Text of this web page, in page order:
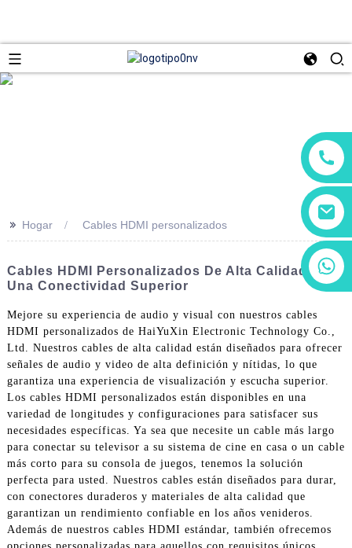
+86 18602095014
>> Hogar Cables HDMI personalizados
Cables HDMI Personalizados De Alta Calidad Para
Una Conectividad Superior
Mejore su experiencia de audio y visual con nuestros cables
HDMI personalizados de HaiYuXin Electronic Technology Co.,
Ltd. Nuestros cables de alta calidad están diseñados para ofrecer
señales de audio y video de alta definición y nítidas, lo que
garantiza una experiencia de visualización y escucha superior.
Los cables HDMI personalizados están disponibles en una
variedad de longitudes y configuraciones para satisfacer sus
necesidades específicas. Ya sea que necesite un cable más largo
para conectar su televisor a su sistema de cine en casa o un cable
más corto para su consola de juegos, tenemos la solución
perfecta para usted. Nuestros cables están diseñados para durar,
con conectores duraderos y materiales de alta calidad que
garantizan un rendimiento confiable en los años venideros.
Además de nuestros cables HDMI estándar, también ofrecemos